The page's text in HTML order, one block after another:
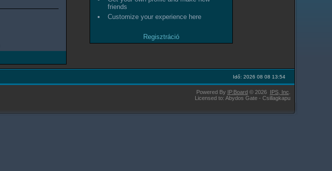
friends
Customize your experience here
Regisztráció
Idő: 2026 08 08 13:54
Powered By IP.Board © 2026 IPS, Inc.
Licensed to: Abydos Gate - Csillagkapu